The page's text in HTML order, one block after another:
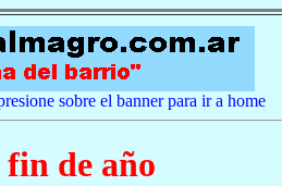
sobre el banner para ir a home
de año